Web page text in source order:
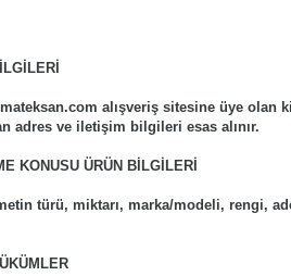
alışveriş sitesine üye olan
adres ve iletişim bilgileri esas alınır.
KONUSU ÜRÜN BİLGİLERİ
türü, miktarı, marka/modeli, rengi,